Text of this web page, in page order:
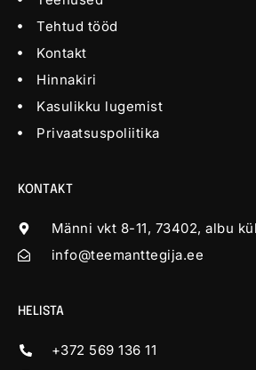
Tehtud tööd
Kontakt
Hinnakiri
Kasulikku lugemist
Privaatsuspoliitika
KONTAKT
Männi vkt 8-11, 73402, albu
info@teemanttegija.ee
HELISTA
+372 569 136 11